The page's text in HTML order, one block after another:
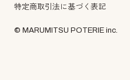
特定商取引法に基づく表記
© MARUMITSU POTERIE inc.